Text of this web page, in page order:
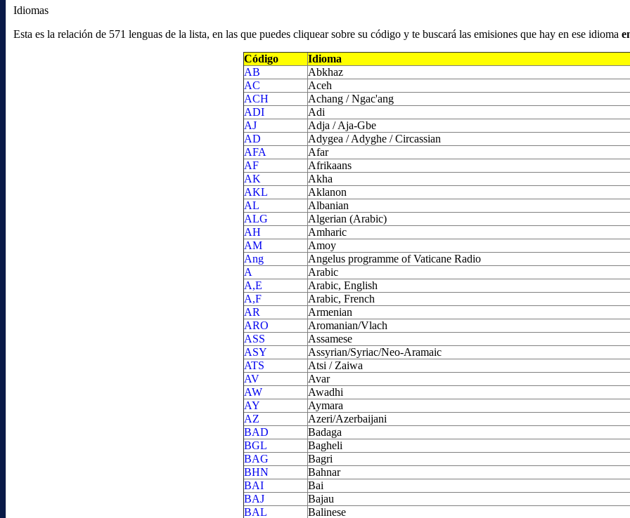
Idiomas
Esta es la relación de 571 lenguas de la lista, en las que puedes cliquear sobre su código y te buscará las emisiones que hay en ese idioma
Código
Idioma
AB
Abkhaz
AC
Aceh
ACH
Achang / Ngac'ang
ADI
Adi
AJ
Adja / Aja-Gbe
AD
Adygea / Adyghe / Circassian
AFA
Afar
AF
Afrikaans
AK
Akha
AKL
Aklanon
AL
Albanian
ALG
Algerian (Arabic)
AH
Amharic
AM
Amoy
Ang
Angelus programme of Vaticane Radio
A
Arabic
A,E
Arabic, English
A,F
Arabic, French
AR
Armenian
ARO
Aromanian/Vlach
ASS
Assamese
ASY
Assyrian/Syriac/Neo-Aramaic
ATS
Atsi / Zaiwa
AV
Avar
AW
Awadhi
AY
Aymara
AZ
Azeri/Azerbaijani
BAD
Badaga
BGL
Bagheli
BAG
Bagri
BHN
Bahnar
BAI
Bai
BAJ
Bajau
BAL
Balinese